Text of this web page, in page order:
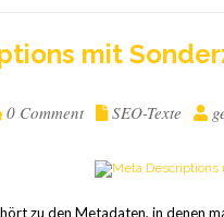
mit
0 Comment SEO-Texte
zu den Metadaten, in denen